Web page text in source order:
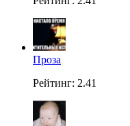
Проза
Рейтинг: 2.41